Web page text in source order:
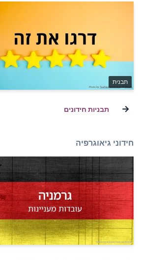
תבנית
→ תבניות חידונים
חידוני גיאוגרפיה